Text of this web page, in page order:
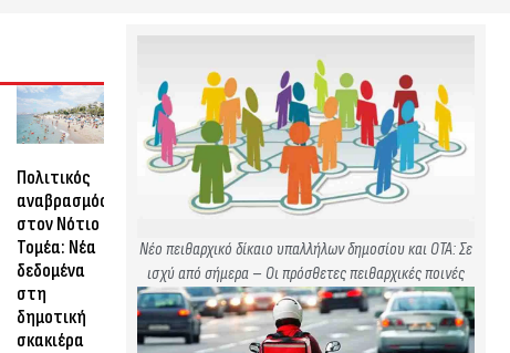
Πολιτικός
αναβρασμός
στον Νότιο
Τομέα: Νέα
δεδομένα
στη
δημοτική
σκακιέρα
Νέο πειθαρχικό δίκαιο υπαλλήλων δημοσίου και ΟΤΑ: Σε
ισχύ από σήμερα – Οι πρόσθετες πειθαρχικές ποινές